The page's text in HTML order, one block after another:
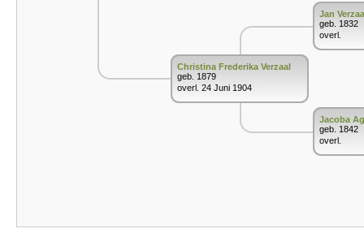
Christina Frederika Verzaal
geb. 1879
overl. 24 Juni 1904
Jan
geb. 1832
overl.
Jacoba
geb. 1842
overl.